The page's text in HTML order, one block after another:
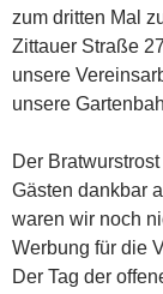
zum dritten Mal
Zittauer Straße
unsere
unsere
Der
Gästen dankbar
waren wir noch
Werbung für die
Der Tag der